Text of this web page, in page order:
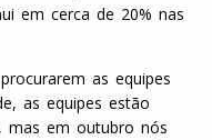
em cerca de 20% nas
as equipes
as equipes estão
mas em outubro nós